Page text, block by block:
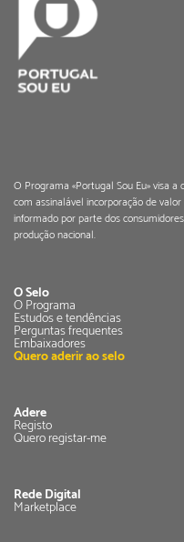
O Programa «Portugal Sou Eu» visa
com assinalável incorporação de
informado por parte dos
produção nacional.
O Selo
O Programa
Estudos e tendências
Perguntas frequentes
Embaixadores
Quero aderir ao selo
Adere
Registo
Quero registar-me
Rede Digital
Marketplace